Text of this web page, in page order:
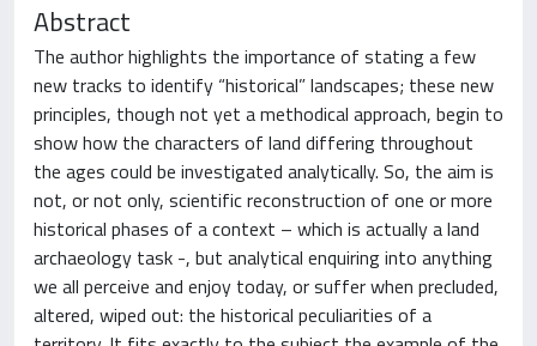
Abstract
The author highlights the importance of stating a few
new tracks to identify “historical” landscapes; these new
principles, though not yet a methodical approach, begin to
show how the characters of land differing throughout
the ages could be investigated analytically. So, the aim is
not, or not only, scientific reconstruction of one or more
historical phases of a context – which is actually a land
archaeology task -, but analytical enquiring into anything
we all perceive and enjoy today, or suffer when precluded,
altered, wiped out: the historical peculiarities of a